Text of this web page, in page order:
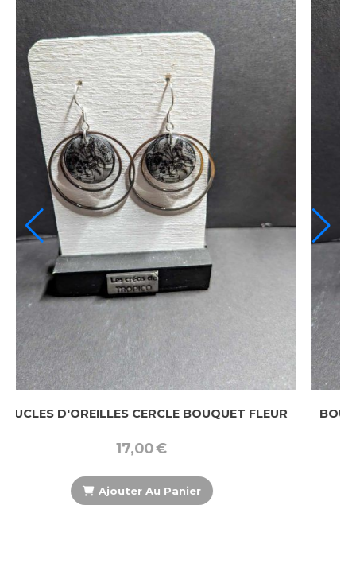
BOUQUET FLEUR BOUCLES D'OREILLES